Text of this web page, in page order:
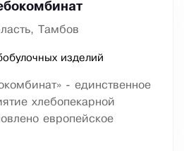
Тамбов
изделий
- единственное
хлебопекарной
европейское